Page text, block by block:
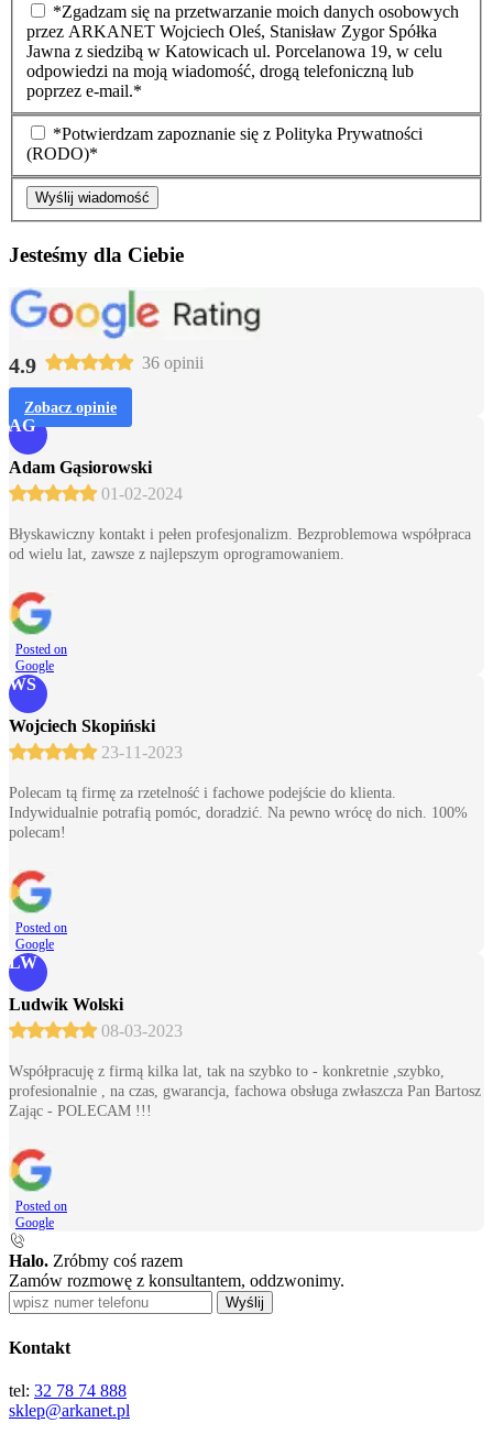
*Zgadzam się na przetwarzanie moich danych osobowych
przez ARKANET Wojciech Oleś, Stanisław Zygor Spółka
Jawna z siedzibą w Katowicach ul. Porcelanowa 19, w celu
odpowiedzi na moją wiadomość, drogą telefoniczną lub
poprzez e-mail.*
*Potwierdzam zapoznanie się z Polityka Prywatności
(RODO)*
Wyślij wiadomość
Jesteśmy dla Ciebie
4.9 36 opinii
Zobacz opinie
AG
Adam Gąsiorowski
01-02-2024
Błyskawiczny kontakt i pełen profesjonalizm. Bezproblemowa współpraca
od wielu lat, zawsze z najlepszym oprogramowaniem.
Posted on
Google
WS
Wojciech Skopiński
23-11-2023
Polecam tą firmę za rzetelność i fachowe podejście do klienta.
Indywidualnie potrafią pomóc, doradzić. Na pewno wrócę do nich. 100%
polecam!
Posted on
Google
LW
Ludwik Wolski
08-03-2023
Współpracuję z firmą kilka lat, tak na szybko to - konkretnie ,szybko,
profesionalnie , na czas, gwarancja, fachowa obsługa zwłaszcza Pan Bartosz
Zając - POLECAM !!!
Posted on
Google
Halo. Zróbmy coś razem
Zamów rozmowę z konsultantem, oddzwonimy.
Wyślij
Kontakt
tel: 32 78 74 888
sklep@arkanet.pl